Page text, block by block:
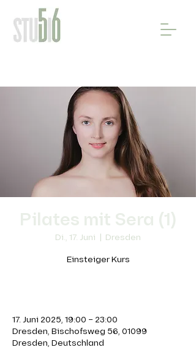
Pilates mit Sera (1)
Di., 17. Juni
  |
Dresden
Einsteiger Kurs
17. Juni 2025, 19:00 – 23:00
Dresden, Bischofsweg 56, 01099
Dresden, Deutschland